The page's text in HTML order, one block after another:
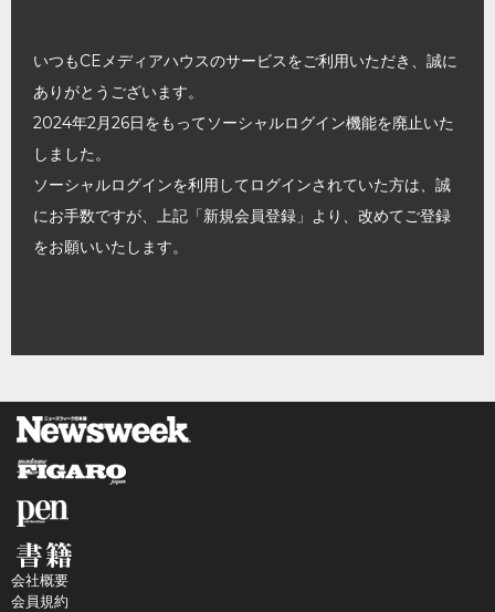
いつもCEメディアハウスのサービスをご利用いただき、誠に
ありがとうございます。
2024年2月26日をもってソーシャルログイン機能を廃止いた
しました。
ソーシャルログインを利用してログインされていた方は、誠
にお手数ですが、上記「新規会員登録」より、改めてご登録
をお願いいたします。
会社概要
会員規約